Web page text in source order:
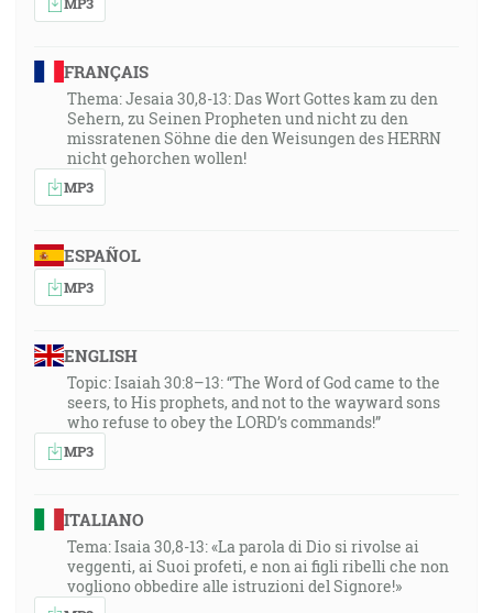
FRANÇAIS
Thema: Jesaia 30,8-13: Das Wort Gottes kam zu den
Sehern, zu Seinen Propheten und nicht zu den
missratenen Söhne die den Weisungen des HERRN
nicht gehorchen wollen!
MP3
ESPAÑOL
MP3
ENGLISH
Topic: Isaiah 30:8–13: “The Word of God came to the
seers, to His prophets, and not to the wayward sons
who refuse to obey the LORD’s commands!”
MP3
ITALIANO
Tema: Isaia 30,8-13: «La parola di Dio si rivolse ai
veggenti, ai Suoi profeti, e non ai figli ribelli che non
vogliono obbedire alle istruzioni del Signore!»